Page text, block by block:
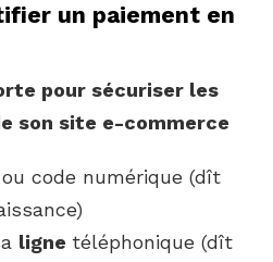
un paiement en
pour sécuriser les
son site e-commerce
code numérique (dît
ligne téléphonique (dît